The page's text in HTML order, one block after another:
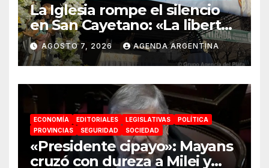
La Iglesia rompe el silencio
en San Cayetano: «La libertad
económica no puede ser
absoluta»
AGOSTO 7, 2026 AGENDA ARGENTINA
ECONOMÍA EDITORIALES LEGISLATIVAS
POLÍTICA
PROVINCIAS
SEGURIDAD SOCIEDAD
«Presidente cipayo»: Mayans
cruzó con dureza a Milei y